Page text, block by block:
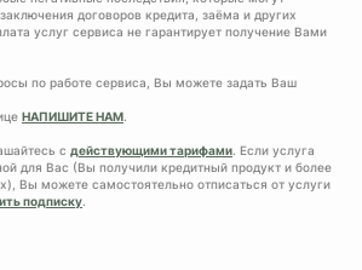
договоров кредита, заёма и других
услуг сервиса не гарантирует получение Вами
по работе сервиса, Вы можете задать Ваш
НАПИШИТЕ НАМ.
с действующими тарифами. Если услуга
для Вас (Вы получили кредитный продукт и более
Вы можете самостоятельно отписаться от услуги
подписку.